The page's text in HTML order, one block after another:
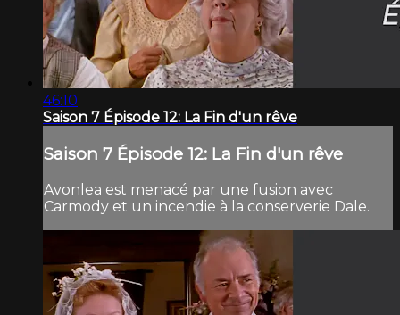
46:10
Saison 7 Épisode 12: La Fin d'un rêve
Saison 7 Épisode 12: La Fin d'un rêve
Avonlea est menacé par une fusion avec
Carmody et un incendie à la conserverie Dale.